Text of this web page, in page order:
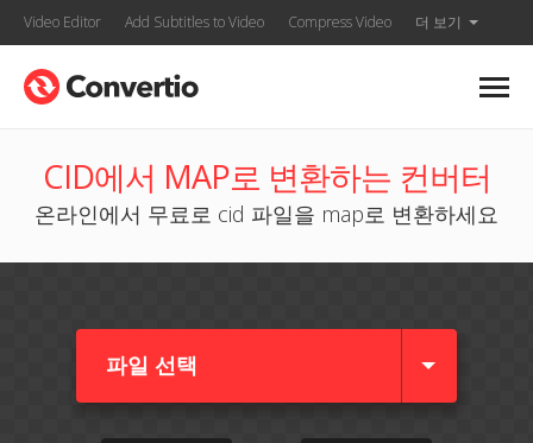
Video Editor Add Subtitles to Video Compress Video 더 보기
CID에서 MAP로 변환하는 컨버터
온라인에서 무료로 cid 파일을 map로 변환하세요
파일 선택